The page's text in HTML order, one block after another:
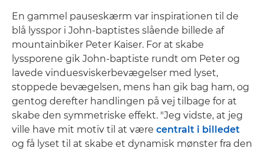
En gammel pauseskærm var inspirationen til de
blå lysspor i John-baptistes slående billede af
mountainbiker Peter Kaiser. For at skabe
lyssporene gik John-baptiste rundt om Peter og
lavede vinduesviskerbevægelser med lyset,
stoppede bevægelsen, mens han gik bag ham, og
gentog derefter handlingen på vej tilbage for at
skabe den symmetriske effekt. "Jeg vidste, at jeg
ville have mit motiv til at være centralt i billedet
og få lyset til at skabe et dynamisk mønster fra den